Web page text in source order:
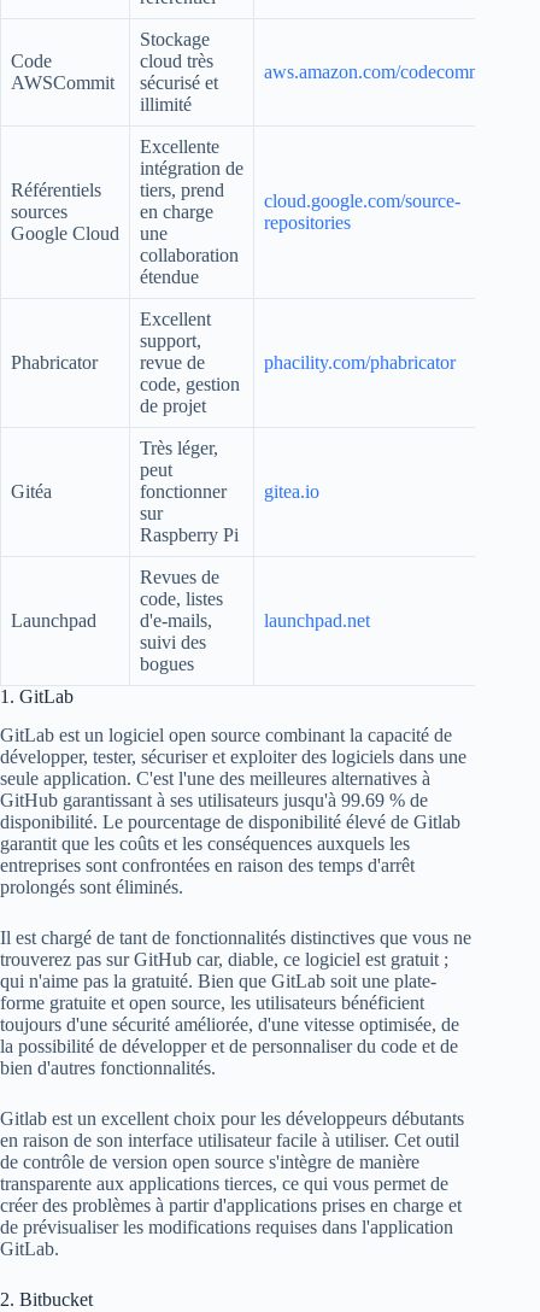
Code
AWSCommit
Stockage
cloud très
sécurisé et
illimité
aws.amazon.com/codecommit
Référentiels
sources
Google Cloud
Excellente
intégration de
tiers, prend
en charge
une
collaboration
étendue
cloud.google.com/source-
repositories
Phabricator
Excellent
support,
revue de
code, gestion
de projet
phacility.com/phabricator
Gitéa
Très léger,
peut
fonctionner
sur
Raspberry Pi
gitea.io
Launchpad
Revues de
code, listes
d'e-mails,
suivi des
bogues
launchpad.net
1. GitLab
GitLab est un logiciel open source combinant la capacité de
développer, tester, sécuriser et exploiter des logiciels dans une
seule application. C'est l'une des meilleures alternatives à
GitHub garantissant à ses utilisateurs jusqu'à 99.69 % de
disponibilité. Le pourcentage de disponibilité élevé de Gitlab
garantit que les coûts et les conséquences auxquels les
entreprises sont confrontées en raison des temps d'arrêt
prolongés sont éliminés.
Il est chargé de tant de fonctionnalités distinctives que vous ne
trouverez pas sur GitHub car, diable, ce logiciel est gratuit ;
qui n'aime pas la gratuité. Bien que GitLab soit une plate-
forme gratuite et open source, les utilisateurs bénéficient
toujours d'une sécurité améliorée, d'une vitesse optimisée, de
la possibilité de développer et de personnaliser du code et de
bien d'autres fonctionnalités.
Gitlab est un excellent choix pour les développeurs débutants
en raison de son interface utilisateur facile à utiliser. Cet outil
de contrôle de version open source s'intègre de manière
transparente aux applications tierces, ce qui vous permet de
créer des problèmes à partir d'applications prises en charge et
de prévisualiser les modifications requises dans l'application
GitLab.
2. Bitbucket